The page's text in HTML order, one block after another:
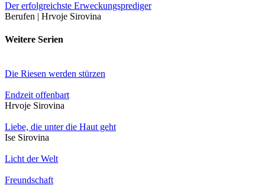
Der erfolgreichste Erweckungsprediger
Berufen | Hrvoje Sirovina
Weitere Serien
Die Riesen werden stürzen
Endzeit offenbart
Hrvoje Sirovina
Liebe, die unter die Haut geht
Ise Sirovina
Licht der Welt
Freundschaft